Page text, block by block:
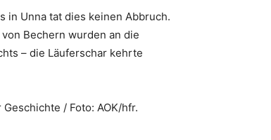
in Unna tat dies keinen Abbruch.
Bechern wurden an die
– die Läuferschar kehrte
/ Foto: AOK/hfr.